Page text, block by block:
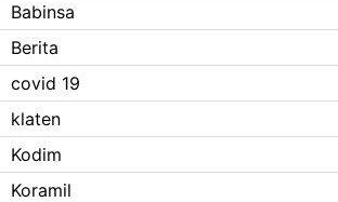
Babinsa
Berita
covid 19
klaten
Kodim
Koramil